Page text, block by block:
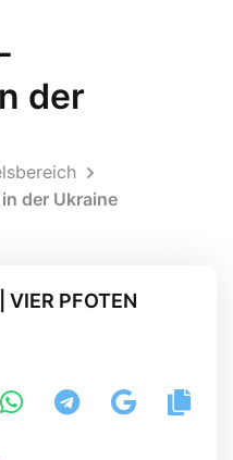
der
der Ukraine
PFOTEN